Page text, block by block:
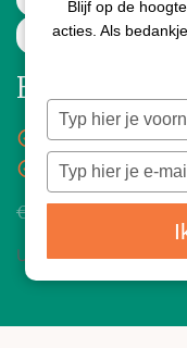
Eerste stap naar een
Environ
Dubbele reiniging
Gratis Pre
€ 163,00
Uitverkocht
Blijf op de
acties. Als
Typ
naam
in
Typ
e-
mailadres